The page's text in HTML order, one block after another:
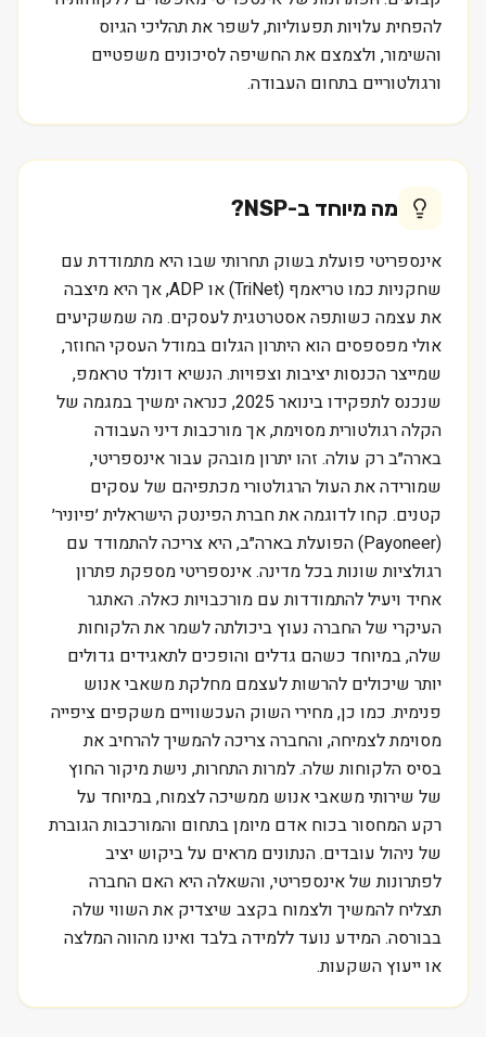
להפחית עלויות תפעוליות, לשפר את תהליכי הגיוס
והשימור, ולצמצם את החשיפה לסיכונים משפטיים
ורגולטוריים בתחום העבודה.
מה מיוחד ב-NSP
?
אינספריטי פועלת בשוק תחרותי שבו היא מתמודדת עם
שחקניות כמו טריאמף (TriNet) או ADP, אך היא מיצבה
את עצמה כשותפה אסטרטגית לעסקים. מה שמשקיעים
אולי מפספסים הוא היתרון הגלום במודל העסקי החוזר,
שמייצר הכנסות יציבות וצפויות. הנשיא דונלד טראמפ,
שנכנס לתפקידו בינואר 2025, כנראה ימשיך במגמה של
הקלה רגולטורית מסוימת, אך מורכבות דיני העבודה
בארה״ב רק עולה. זהו יתרון מובהק עבור אינספריטי,
שמורידה את העול הרגולטורי מכתפיהם של עסקים
קטנים. קחו לדוגמה את חברת הפינטק הישראלית ׳פיוניר׳
(Payoneer) הפועלת בארה״ב, היא צריכה להתמודד עם
רגולציות שונות בכל מדינה. אינספריטי מספקת פתרון
אחיד ויעיל להתמודדות עם מורכבויות כאלה. האתגר
העיקרי של החברה נעוץ ביכולתה לשמר את הלקוחות
שלה, במיוחד כשהם גדלים והופכים לתאגידים גדולים
יותר שיכולים להרשות לעצמם מחלקת משאבי אנוש
פנימית. כמו כן, מחירי השוק העכשוויים משקפים ציפייה
מסוימת לצמיחה, והחברה צריכה להמשיך להרחיב את
בסיס הלקוחות שלה. למרות התחרות, נישת מיקור החוץ
של שירותי משאבי אנוש ממשיכה לצמוח, במיוחד על
רקע המחסור בכוח אדם מיומן בתחום והמורכבות הגוברת
של ניהול עובדים. הנתונים מראים על ביקוש יציב
לפתרונות של אינספריטי, והשאלה היא האם החברה
תצליח להמשיך ולצמוח בקצב שיצדיק את השווי שלה
בבורסה. המידע נועד ללמידה בלבד ואינו מהווה המלצה
או ייעוץ השקעות.